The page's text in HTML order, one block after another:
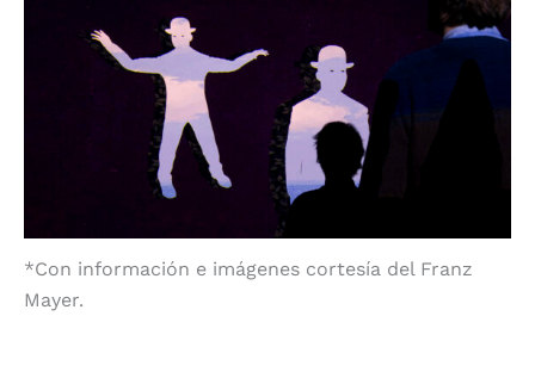
*Con información e imágenes cortesía del Franz
Mayer.